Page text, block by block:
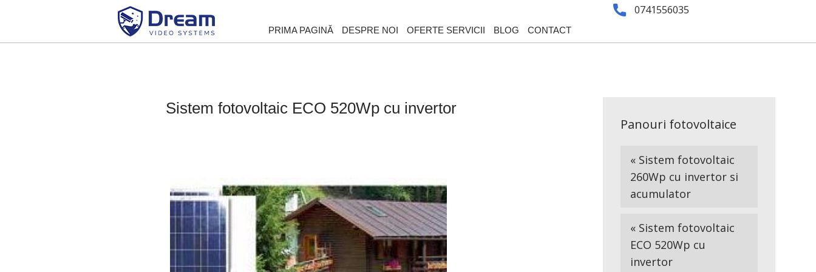
0741556035
PRIMA PAGINĂ DESPRE NOI OFERTE SERVICII BLOG CONTACT
Sistem fotovoltaic ECO 520Wp cu invertor
Panouri fotovoltaice
« Sistem fotovoltaic
260Wp cu invertor si
acumulator
« Sistem fotovoltaic
ECO 520Wp cu
invertor